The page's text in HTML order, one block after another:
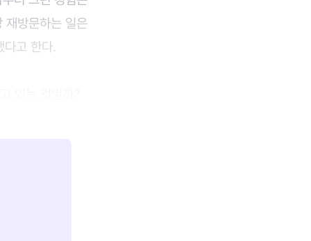
재방문하는 일은
고 한다.